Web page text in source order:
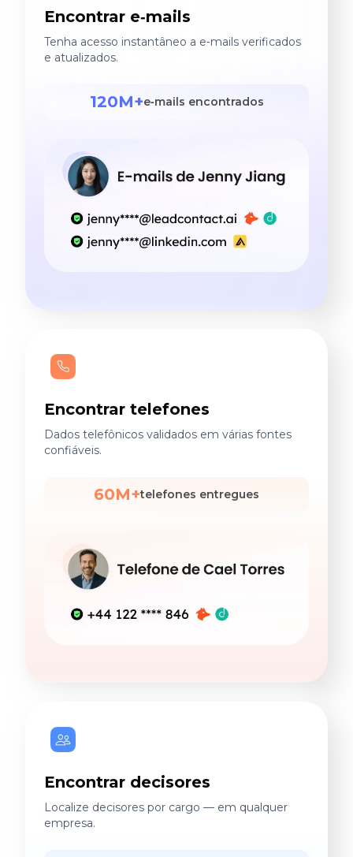
Encontrar e‑mails
Tenha acesso instantâneo a e‑mails verificados
e atualizados.
120M+e‑mails encontrados
Encontrar telefones
Dados telefônicos validados em várias fontes
confiáveis.
60M+telefones entregues
Encontrar decisores
Localize decisores por cargo — em qualquer
empresa.